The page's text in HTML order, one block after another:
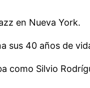
en Nueva York.
sus 40 años de
como Silvio